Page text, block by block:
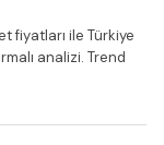
fiyatları ile Türkiye
analizi. Trend